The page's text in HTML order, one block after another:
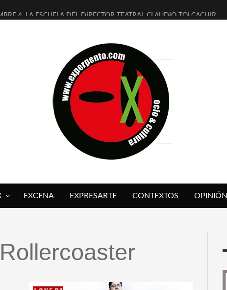
4, LA ESCUELA DEL DIRECTOR TEATRAL CLAUDIO TOLCACHIR
JUDÍAS EN #EXVITA
REINVENTAN [BITÁCORA 3.0] EN EXVITA
FLASH PRESENTA EN EXVITA [RELATIVA SENCILLEZ]
BARDAGÍ EN EXVITA INTERPRETANDO A SERRAT
PRESENTA [CURSO DE ARMONÍA PERSECUTORIA] EN EXVITA
SARE NOS EXPLICA [DESCASADA]
EXCENA EXPRESARTE CONTEXTOS OPINIÓN